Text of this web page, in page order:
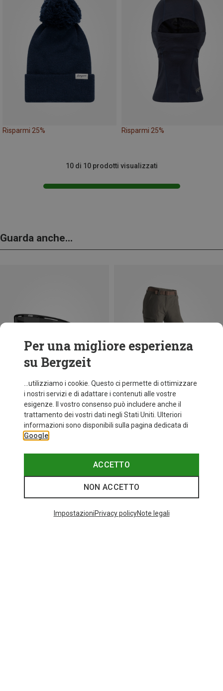
Risparmi 25% Risparmi 25%
10 di 10 prodotti visualizzati
Guarda anche...
+9 Taglie
ONE SIZE
fino a 30%
I più cercati
Per una migliore esperienza
su Bergzeit
...utilizziamo i cookie. Questo ci permette di ottimizzare
i nostri servizi e di adattare i contenuti alle vostre
esigenze. Il vostro consenso può includere anche il
trattamento dei vostri dati negli Stati Uniti. Ulteriori
informazioni sono disponibili sulla pagina dedicata di
Google
ACCETTO
NON ACCETTO
ImpostazioniPrivacy policyNote legali